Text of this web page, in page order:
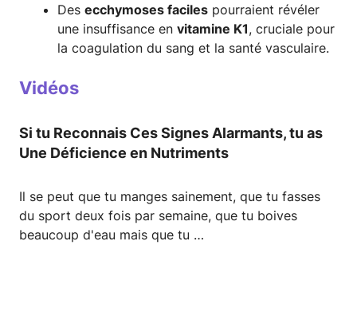
Des ecchymoses faciles pourraient révéler
une insuffisance en vitamine K1, cruciale pour
la coagulation du sang et la santé vasculaire.
Vidéos
Si tu Reconnais Ces Signes Alarmants, tu as
Une Déficience en Nutriments
Il se peut que tu manges sainement, que tu fasses
du sport deux fois par semaine, que tu boives
beaucoup d'eau mais que tu …